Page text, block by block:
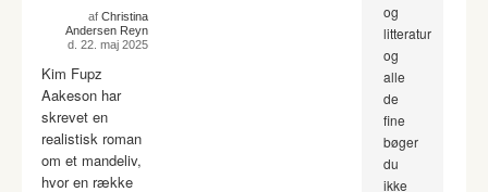
af Christina
Andersen Reyn
d. 22. maj 2025
Kim Fupz
Aakeson har
skrevet en
realistisk roman
om et mandeliv,
hvor en række
og
litteratur
og
alle
de
fine
bøger
du
ikke